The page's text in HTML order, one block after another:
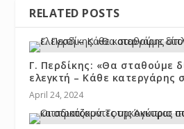
RELATED POSTS
Γ. Περδίκης: «Θα σταθούμε
ελεγκτή – Κάθε κατεργάρης
April 24, 2024